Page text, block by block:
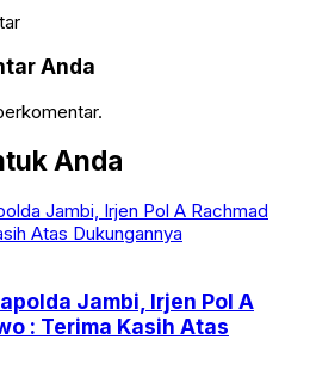
Anda
Anda
Jambi, Irjen Pol A
: Terima Kasih Atas